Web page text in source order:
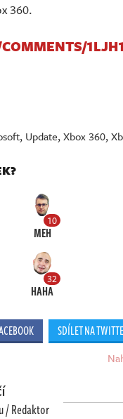
360.
, Update,Xbox 360,
10
MEH
32
HAHA
SDÍLET NA
/ Redaktor